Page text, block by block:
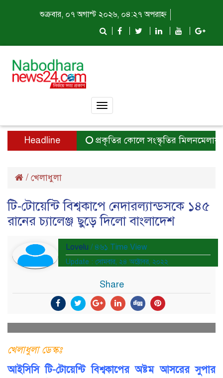
শুক্রবার, ০৭ অগাস্ট ২০২৬, ০৪:২৭ অপরাহ্ন
Toggle
Headline প্রকৃতির কোলে সংস্কৃতির মিলনমেলায়
/ খেলাধুলা
টি-টোয়েন্টি বিশ্বকাপে নেদারল্যান্ডসকে ১৪৫
রানের চ্যালেঞ্জ ছুড়ে দিলো বাংলাদেশ
Lovelu / ৪৬১ Time View
Update : সোমবার, ২৪ অক্টোবর, ২০২২
Share
খেলাধুলা ডেস্কঃ
আইসিসি টি-টোয়েন্টি বিশ্বকাপের অষ্টম আসরের সুপার